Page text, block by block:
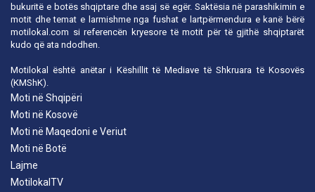
bukuritë e botës shqiptare dhe asaj së egër. Saktësia në parashikimin e
motit dhe temat e larmishme nga fushat e lartpërmendura e kanë bërë
motilokal.com si referencën kryesore të motit për të gjithë shqiptarët
kudo që ata ndodhen.
Motilokal është anëtar i Këshillit të Mediave të Shkruara të Kosovës
(KMShK).
Moti në Shqipëri
Moti në Kosovë
Moti në Maqedoni e Veriut
Moti në Botë
Lajme
MotilokalTV